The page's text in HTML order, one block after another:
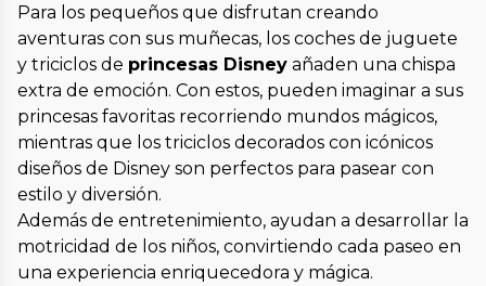
Para los pequeños que disfrutan creando
aventuras con sus muñecas, los coches de juguete
y triciclos de princesas Disney añaden una chispa
extra de emoción. Con estos, pueden imaginar a sus
princesas favoritas recorriendo mundos mágicos,
mientras que los triciclos decorados con icónicos
diseños de Disney son perfectos para pasear con
estilo y diversión.
Además de entretenimiento, ayudan a desarrollar la
motricidad de los niños, convirtiendo cada paseo en
una experiencia enriquecedora y mágica.